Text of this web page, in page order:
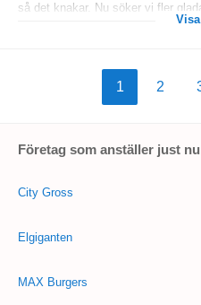
så det knakar. Nu söker vi fler
1 2
Företag som anställer just
City Gross
Elgiganten
MAX Burgers